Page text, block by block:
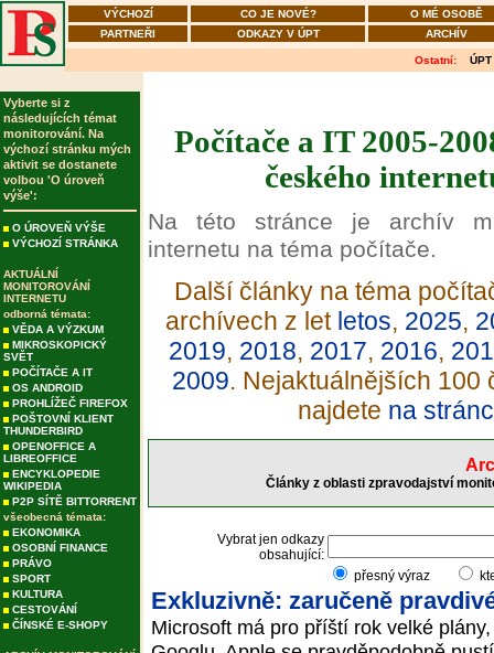
VÝCHOZÍ CO JE NOVÉ?
O MÉ OSOBĚ
PARTNEŘI
ODKAZY V ÚPT ARCHÍV
Ostatní: ÚPT
Vyberte si z
následujících témat
monitorování. Na
výchozí stránku mých
aktivit se dostanete
volbou 'O úroveň
výše':
O ÚROVEŇ VÝŠE
VÝCHOZÍ STRÁNKA
AKTUÁLNÍ
MONITOROVÁNÍ
INTERNETU
odborná témata:
VĚDA A VÝZKUM
MIKROSKOPICKÝ
SVĚT
POČÍTAČE A IT
OS ANDROID
PROHLÍŽEČ FIREFOX
POŠTOVNÍ KLIENT
THUNDERBIRD
OPENOFFICE A
LIBREOFFICE
ENCYKLOPEDIE
WIKIPEDIA
P2P SÍTĚ BITTORRENT
všeobecná témata:
EKONOMIKA
OSOBNÍ FINANCE
PRÁVO
SPORT
KULTURA
CESTOVÁNÍ
ČÍNSKÉ E-SHOPY
Počítače a IT 2005-
českého
Na této stránce je archív
internetu na téma počítače.
Další články na téma
archívech z let letos, 2025,
2019, 2018, 2017, 2016,
2009. Nejaktuálnějších 100
najdete na
Články z oblasti zpravodajství
Vybrat jen odkazy
obsahující:
přesný výraz
Exkluzivně: zaručeně
Microsoft má pro příští rok velké